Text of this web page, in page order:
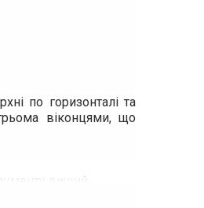
по горизонталі та
віконцями, що
вищий.
заглушки для